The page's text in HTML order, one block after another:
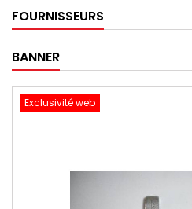
FOURNISSEURS
BANNER
Exclusivité web